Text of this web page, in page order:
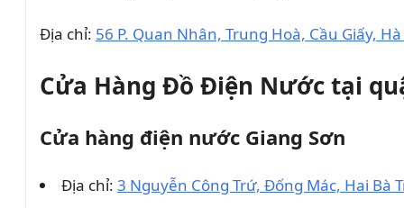
Địa chỉ: 56 P. Quan Nhân, Trung Hoà, Cầu Giấy,
Cửa Hàng Đồ Điện Nước tại
Cửa hàng điện nước Giang Sơn
Địa chỉ: 3 Nguyễn Công Trứ, Đống Mác, Hai Bà